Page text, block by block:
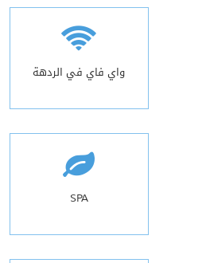
واي فاي في الردهة
SPA